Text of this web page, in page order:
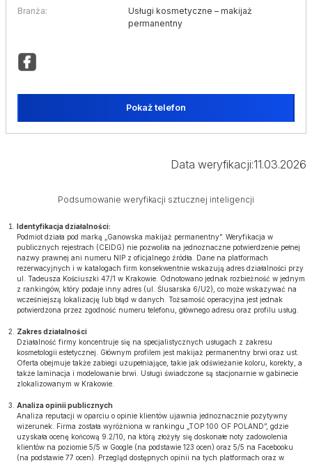
Branża:
Usługi kosmetyczne – makijaż
permanentny
Pokaż telefon
Data weryfikacji:11.03.2026
Podsumowanie weryfikacji sztucznej inteligencji
Identyfikacja działalności:
Podmiot działa pod marką „Ganowska makijaż permanentny”. Weryfikacja w
publicznych rejestrach (CEIDG) nie pozwoliła na jednoznaczne potwierdzenie pełnej
nazwy prawnej ani numeru NIP z oficjalnego źródła. Dane na platformach
rezerwacyjnych i w katalogach firm konsekwentnie wskazują adres działalności przy
ul. Tadeusza Kościuszki 47/1 w Krakowie. Odnotowano jednak rozbieżność w jednym
z rankingów, który podaje inny adres (ul. Ślusarska 6/U2), co może wskazywać na
wcześniejszą lokalizację lub błąd w danych. Tożsamość operacyjna jest jednak
potwierdzona przez zgodność numeru telefonu, głównego adresu oraz profilu usług.
Zakres działalności
Działalność firmy koncentruje się na specjalistycznych usługach z zakresu
kosmetologii estetycznej. Głównym profilem jest makijaż permanentny brwi oraz ust.
Oferta obejmuje także zabiegi uzupełniające, takie jak odświeżanie koloru, korekty, a
także laminacja i modelowanie brwi. Usługi świadczone są stacjonarnie w gabinecie
zlokalizowanym w Krakowie.
Analiza opinii publicznych
Analiza reputacji w oparciu o opinie klientów ujawnia jednoznacznie pozytywny
wizerunek. Firma została wyróżniona w rankingu „TOP 100 OF POLAND”, gdzie
uzyskała ocenę końcową 9.2/10, na którą złożyły się doskonałe noty zadowolenia
klientów na poziomie 5/5 w Google (na podstawie 123 ocen) oraz 5/5 na Facebooku
(na podstawie 77 ocen). Przegląd dostępnych opinii na tych platformach oraz w